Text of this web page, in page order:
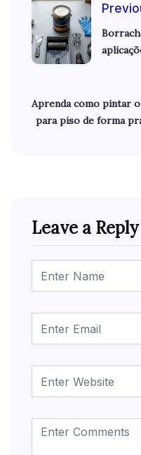
Aprenda como pintar
para piso de forma
Leave a Reply